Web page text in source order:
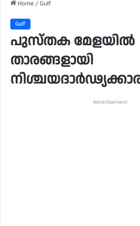
Home /Gulf
Gulf
പുസ്തക മേളയിൽ
താരങ്ങളായി
Advertisement